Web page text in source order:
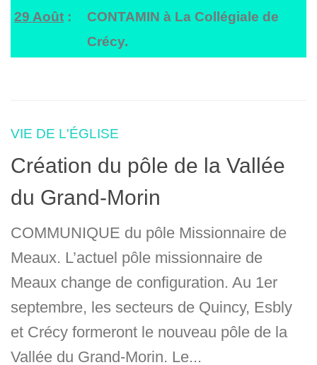
29 Août :
CONTAMIN à La Collégiale de
Crécy.
VIE DE L'ÉGLISE
Création du pôle de la Vallée
du Grand-Morin
COMMUNIQUE du pôle Missionnaire de
Meaux. L’actuel pôle missionnaire de
Meaux change de configuration. Au 1er
septembre, les secteurs de Quincy, Esbly
et Crécy formeront le nouveau pôle de la
Vallée du Grand-Morin. Le...